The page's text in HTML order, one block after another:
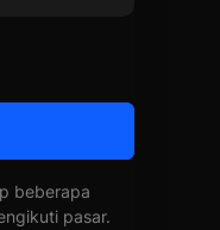
beberapa
pasar.